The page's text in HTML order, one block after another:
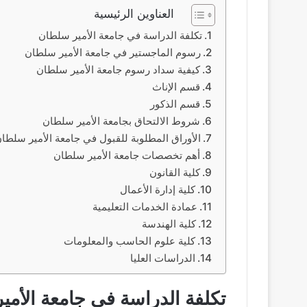
العناوين الرئيسية
تكلفة الدراسة في جامعة الأمير سلطان
رسوم الماجستير في جامعة الأمير سلطان
كيفية سداد رسوم جامعة الأمير سلطان
قسم الإناث
قسم الذكور
شروط الالتحاق بجامعة الأمير سلطان
الأوراق المطلوبة للقبول في جامعة الأمير
أهم تخصصات جامعة الأمير سلطان
كلية القانون
كلية إدارة الأعمال
عمادة الخدمات التعليمية
كلية الهندسة
كلية علوم الحاسب والمعلومات
الدراسات العليا
تكلفة الدراسة في جامعة